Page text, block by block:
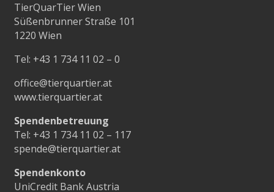
TierQuarTier Wien
Süßenbrunner Straße 101
1220 Wien
Tel: +43 1 734 11 02 – 0
office@tierquartier.at
www.tierquartier.at
Spendenbetreuung
Tel: +43 1 734 11 02 – 117
spende@tierquartier.at
Spendenkonto
UniCredit Bank Austria